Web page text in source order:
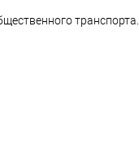
транспорта.